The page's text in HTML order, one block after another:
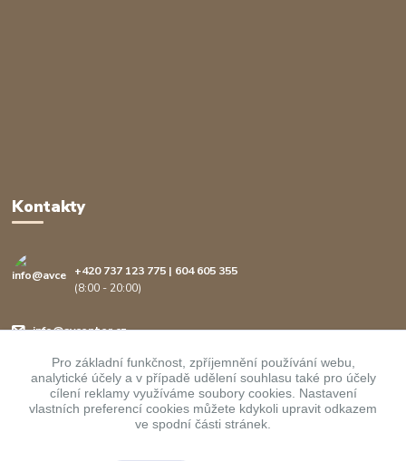
Kontakty
+420 737 123 775 | 604 605 355
(8:00 - 20:00)
info@avcenter.cz
Pro základní funkčnost, zpříjemnění používání webu,
analytické účely a v případě udělení souhlasu také pro účely
cílení reklamy využíváme soubory cookies. Nastavení
vlastních preferencí cookies můžete kdykoli upravit odkazem
ve spodní části stránek.